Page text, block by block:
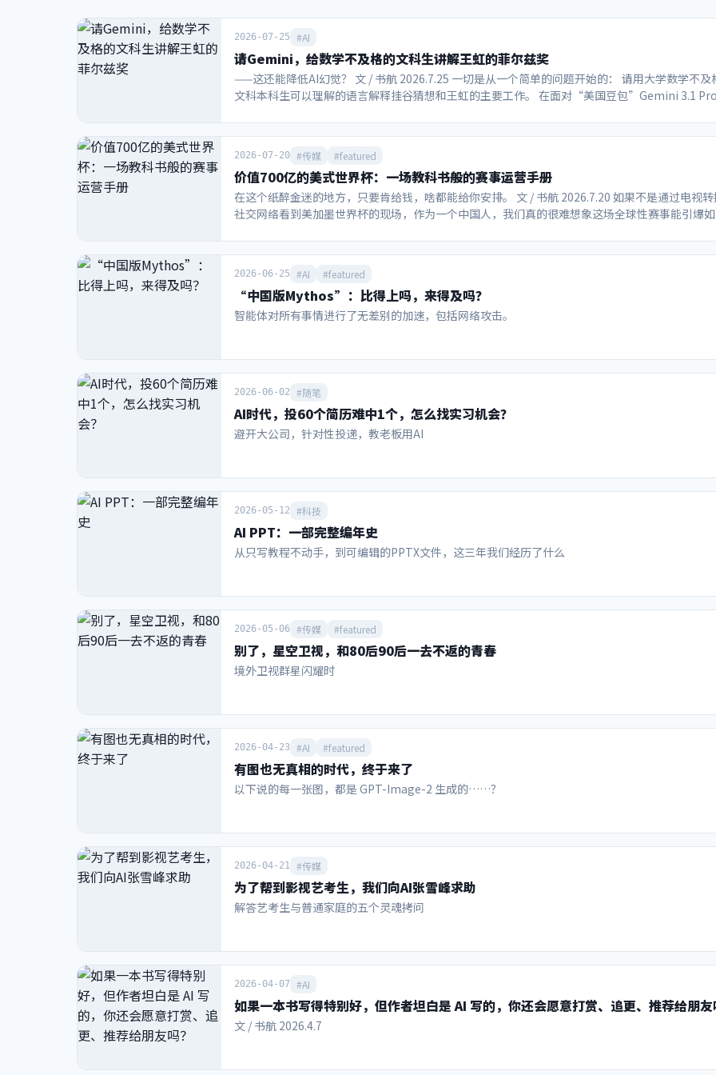
的赛
事运
营手
返的
青春
2026-07-25 #AI
请Gemini，给数学不及格的文科生讲解王虹的菲尔兹奖
——这还能降低AI幻觉？ 文 / 书航 2026.7.25 一切是从一个简单的问题开始的： 请用大学数学不及
文科本科生可以理解的语言解释挂谷猜想和王虹的主要工作。 在面对“美国豆包”Gemini 3.1
能会在实际应用后提升大语言模型和图片生成等扩散模型的防幻觉能力。 ……？？ 我开始怀疑我大
学不及格是因为教材和老师教的不好，而Gemini如果没有幻觉可能是个非常好的教材，至少达到了
看起来像是懂了的目的。 由于我没有任何数学家人脉，因此本文可能只有发出来以后才知道到底跟
有多离谱，但即使“满纸荒唐言”，相信本文依然能作为一个参考案例，看看没有教育资源的人
解释挂谷猜想和王虹的工作。 挂谷猜想探讨了一根针在平面旋转360度，扫过面积可无限趋近于零
观。而王虹教授利用“代数剪刀”证明了线段在高维空间中无法无限重叠，守住了这个幽灵几何体
“维度骨架”。 怎么画才能让针的身子不离开桌面，并把面积压到更小？有没有直观展示？ 数学家
通道而仅切分了有限次的“障眼法”，真正的挂谷集是切分了无限次、内部实体面积被彻底掏空
理无限时极易出错，必须用严密的数学逻辑去证明那些因凑齐所有方向而产生的微小缝隙，在无限
叠后确实能够归零且不引起维度坍塌。...
2026-07-20 #传媒 #featured
价值700亿的美式世界杯：一场教科书般的赛事运营手册
在这个纸醉金迷的地方，只要肯给钱，啥都能给你安排。 文 / 书航 2026.7.20 如果不是通过电视转
社交网络看到美加墨世界杯的现场，作为一个中国人，我们真的很难想象这场全球性赛事能引爆
乏阿尔卡拉斯、小威等网坛明星，加上特朗普和因凡蒂诺并肩观赛。决赛前48小时，黄牛票价最低
9753美元，最高炒到69786美元，国际足联官方转售平台上甚至出现挂牌近230万美元的款待套餐
只是比赛本身吸引关注，中场休息期间，也在世界杯历史上首次举办了“中场秀”，麦当娜、夏奇
FIFA冠军戒指官宣，2026枚限量戒指中面向球迷发售的1996枚每枚15万美元，理论上销售额约3亿
元，这种创收手段也是历史首创。 通过梳理，我们可以发现，从赞助商政策、门票销售、电视转播
衍生这几个领域评价，2026年美加墨世界杯的商业运作能力可以说超越了此前任何一届世界杯。
救了奥运这场赛事；同时美国也有NBA、MLB、NFL等赛事的成功商业化经验，这个“全民玩咖
中，蕴含着中国足球未来复兴的希望。此时如何借鉴世界杯经验，充分营销和开发国内赛事IP，是
值得思考的命题。 赞助商：美国化、中东化和“赌盘”化 国际足联2023-26周期的收入预算从110
元修订至130亿美元，较上周期增长超70%。决赛前夜，因凡蒂诺向211个会员协会代表宣布，本
4.84亿）。作为对比，2022卡塔尔世界杯周期总收入为75.7亿美元。 下面首先从这里面的赞助商
以使用世界杯名义进行产品宣传营销，这种特许权益给国际足联带来的总收入，从俄罗斯世界杯的
亿美元暴增到今年的28亿美元。 FIFA合作伙伴（最高级）为：维萨信用卡、阿迪达斯、卡塔尔航空
特阿美、韩国现代/起亚汽车、可口可乐、中国的联想电脑、以及ADI Predictstreet。每家合作伙
级赞助商每家4年约花费6500-9500万美元。vivo等三家第二级赞助商本轮退出了赞助。 本届世界
特PIF（公共投资基金）、Salesforce、万事达卡、加拿大贝尔电信、索尼、Airbnb、家得宝、
DoorDash、万豪等。 赞助席位售罄背后，是两条清晰可见的资金线。一条是美国化，本土品牌集
局，直接注入北美市场的商业势能。另一条是中东化，除沙特阿美之外，沙特PIF也拿下区域赞助商
Predictstreet颇为特别，它是世界杯历史上首个官方预测市场合作伙伴。它是一个基于区块链的
允许用户对现实世界的事件、比赛和结果进行交易。该平台由一家阿布扎比财团资助，并持有直
和美国23个州的博彩牌照。 预测市场也是最近一两年美国才搞出来的“新玩意儿”。美国人好赌，
了一个全新的商业盘，号称万事万物都可以拿来赌概率，只要你找到人愿意陪你玩就行。这个行业
大巨头是Polymarket和Kalshi，火到什么程度呢？就是各行各业的内幕交易横行，甚至特朗普发
超56.9亿美元押注。其他热门下注标的还包括季军战、金靴奖得主、解说员可能说什么、以及这
阿根廷队长梅西的最后一届赛事。 6月份两平台全领域总下注额首次突破500亿美元，而去年同期
20亿美元。世界杯开赛当周，近27万人下载了Kalshi应用，两周前下载量仅约6万次。分析认为，
测市场用户”正使本届世界杯成为史上最大的一次博彩事件。 你可能注意到了，Polymarket和
并不是国际足联的赞助商。在整个预测市场领域，ADI Predictstreet的名字都很陌生，这是因为该
在交易公开前几天，才刚刚成立。这项为期多年、价值约1.5亿美元的赞助协议，让许多业内人士感
框架。媒体调查指出，该公司的部分高管牵扯进了过往的欧洲政治丑闻及内幕交易案。...
2026-06-25 #AI #featured
“中国版Mythos”：比得上吗，来得及吗？
智能体对所有事情进行了无差别的加速，包括网络攻击。
2026-06-02 #随笔
AI时代，投60个简历难中1个，怎么找实习机会？
避开大公司，针对性投递，教老板用AI
2026-05-12 #科技
AI PPT：一部完整编年史
从只写教程不动手，到可编辑的PPTX文件，这三年我们经历了什么
2026-05-06 #传媒 #featured
别了，星空卫视，和80后90后一去不返的青春
境外卫视群星闪耀时
2026-04-23 #AI #featured
有图也无真相的时代，终于来了
以下说的每一张图，都是 GPT-Image-2 生成的……？
2026-04-21 #传媒
为了帮到影视艺考生，我们向AI张雪峰求助
解答艺考生与普通家庭的五个灵魂拷问
2026-04-07 #AI
如果一本书写得特别好，但作者坦白是 AI 写的，你还会愿意打赏、追更、推荐给朋友
文 / 书航 2026.4.7